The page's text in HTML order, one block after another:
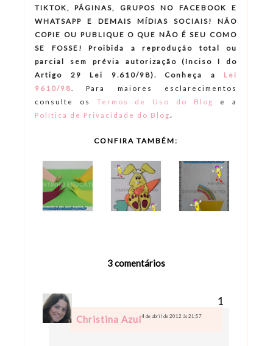
TIKTOK, PÁGINAS, GRUPOS NO FACEBOOK E
WHATSAPP E DEMAIS MÍDIAS SOCIAIS! NÃO
COPIE OU PUBLIQUE O QUE NÃO É SEU COMO
SE FOSSE! Proibida a reprodução total ou
parcial sem prévia autorização (Inciso I do
Artigo 29 Lei 9.610/98). Conheça a
Lei
9610/98
Para maiores esclarecimentos
consulte os Termos de Uso do Blog
e a
Política de Privacidade do Blog.
CONFIRA TAMBÉM:
3 comentários
Christina Azul4 de abril de 2012 às 21:57